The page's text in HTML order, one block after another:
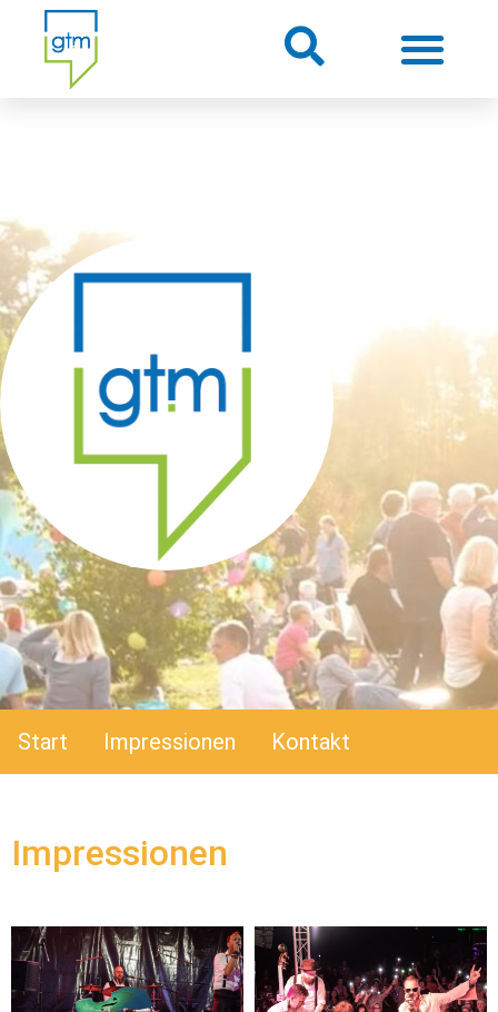
Über Gütersloh
Start Impressionen Kontakt
Im­pres­sio­nen